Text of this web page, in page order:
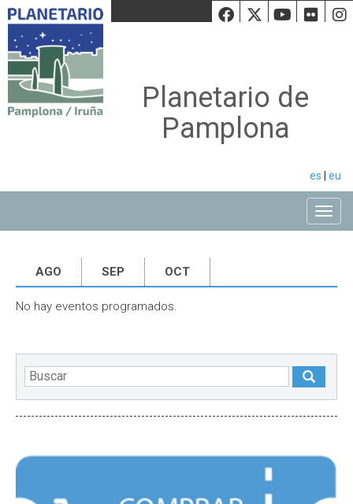
Facebook
Twiiter
Planetario de
Pamplona
es eu
AGO SEP OCT
No hay eventos programados.